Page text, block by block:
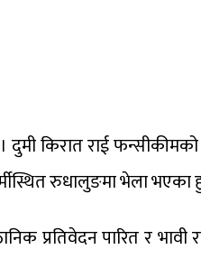
किरात राई फन्सीकीमको
रुधालुङमा भेला भएका
प्रतिवेदन पारित र